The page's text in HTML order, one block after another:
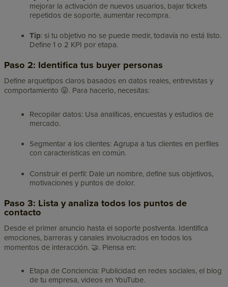
mejorar la activación de nuevos usuarios, bajar tickets
repetidos de soporte, aumentar recompra.
Tip: si tu objetivo no se puede medir, todavía no está listo.
Define 1 o 2 KPI por etapa.
Paso 2: Identifica tus buyer personas
Define arquetipos claros basados en datos reales, entrevistas y
comportamiento 😜. Para hacerlo, necesitas:
Recopilar datos: Usa analíticas, encuestas y estudios de
mercado.
Segmentar a los clientes: Agrupa a tus clientes en perfiles
con características en común.
Construir el perfil: Dale un nombre, define sus objetivos,
motivaciones y puntos de dolor.
Paso 3: Lista y analiza todos los puntos de
contacto
Desde el primer anuncio hasta el soporte postventa. Identifica
emociones, barreras y canales involucrados en todos los
momentos de interacción. 🤝. Piensa en:
Etapa de Conciencia: Publicidad en redes sociales, el blog
de tu empresa, videos en YouTube.